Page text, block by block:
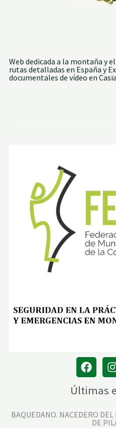
Web dedicada a la montaña y
rutas detalladas en España y
documentales de vídeo en
Últimas
BAQUEDANO. NACEDERO
DE